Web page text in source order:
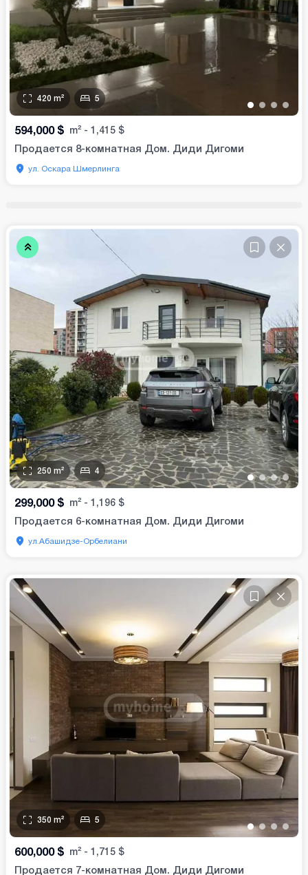
• • • •
420 m² 5
594,000 $ m² - 1,415 $
Продается 8-комнатная Дом. Диди Дигоми
ул. Оскара Шмерлинга
••••
250 m² 4
299,000 $ m² - 1,196 $
Продается 6-комнатная Дом. Диди Дигоми
ул.Абашидзе-Орбелиани
••• •
350 m² 5
600,000 $ m² - 1,715 $
Продается 7-комнатная Дом. Диди Дигоми